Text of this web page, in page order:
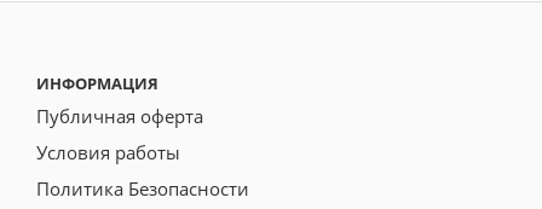
ИНФОРМАЦИЯ
Публичная оферта
Условия работы
Политика Безопасности